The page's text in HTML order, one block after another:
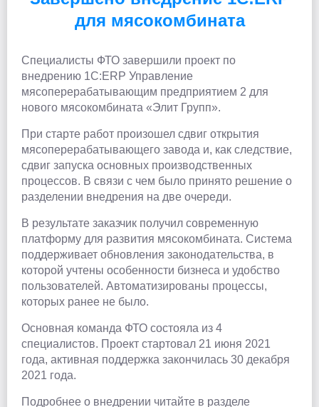
для мясокомбината
Специалисты ФТО завершили проект по
внедрению 1С:ERP Управление
мясоперерабатывающим предприятием 2 для
нового мясокомбината «Элит Групп».
При старте работ произошел сдвиг открытия
мясоперерабатывающего завода и, как следствие,
сдвиг запуска основных производственных
процессов. В связи с чем было принято решение о
разделении внедрения на две очереди.
В результате заказчик получил современную
платформу для развития мясокомбината. Система
поддерживает обновления законодательства, в
которой учтены особенности бизнеса и удобство
пользователей. Автоматизированы процессы,
которых ранее не было.
Основная команда ФТО состояла из 4
специалистов. Проект стартовал 21 июня 2021
года, активная поддержка закончилась 30 декабря
2021 года.
Подробнее о внедрении читайте в разделе